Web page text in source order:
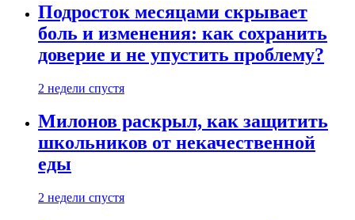
Подросток месяцами скрывает
боль и изменения: как сохранить
доверие и не упустить проблему?
2 недели спустя
Милонов раскрыл, как защитить
школьников от некачественной
еды
2 недели спустя